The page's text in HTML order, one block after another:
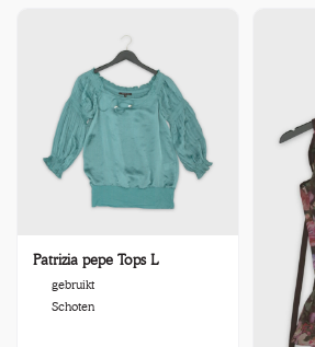
Patrizia pepe Tops L
gebruikt
Schoten